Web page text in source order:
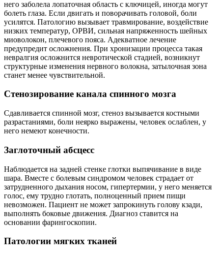
него заболела лопаточная область с ключицей, иногда могут
болеть глаза. Если двигать и поворачивать головой, боли
усилятся. Патологию вызывает травмирование, воздействие
низких температур, ОРВИ, сильная напряженность шейных
миоволокон, плечевого пояса. Адекватное лечение
предупредит осложнения. При хронизации процесса такая
невралгия осложнится невротической стадией, возникнут
структурные изменения нервного волокна, затылочная зона
станет менее чувствительной.
Стенозирование канала спинного мозга
Сдавливается спинной мозг, стеноз вызывается костными
разрастаниями, боли неярко выражены, человек ослаблен, у
него немеют конечности.
Заглоточный абсцесс
Наблюдается на задней стенке глотки выпячивание в виде
шара. Вместе с болевым синдромом человек страдает от
затрудненного дыхания носом, гипертермии, у него меняется
голос, ему трудно глотать, полноценный прием пищи
невозможен. Пациент не может запрокинуть голову кзади,
выполнять боковые движения. Диагноз ставится на
основании фарингоскопии.
Патологии мягких тканей